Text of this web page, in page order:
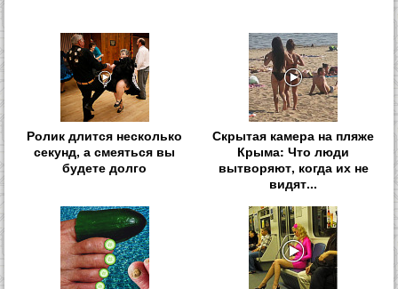
Ролик длится несколько
секунд, а смеяться вы
будете долго
Скрытая камера на пляже
Крыма: Что люди
вытворяют, когда их не
видят...